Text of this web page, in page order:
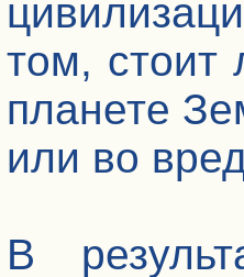
том, стоит
планете
или во
В